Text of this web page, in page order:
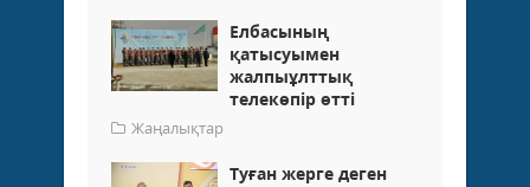
Елбасының
қатысуымен
жалпыұлттық
телекөпір өтті
Жаңалықтар
Туған жерге деген